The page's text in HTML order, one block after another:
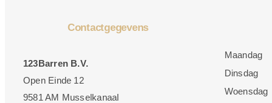
Contactgegevens
123Barren B.V.
Open Einde 12
9581 AM Musselkanaal
Maandag
Dinsdag
Woensdag